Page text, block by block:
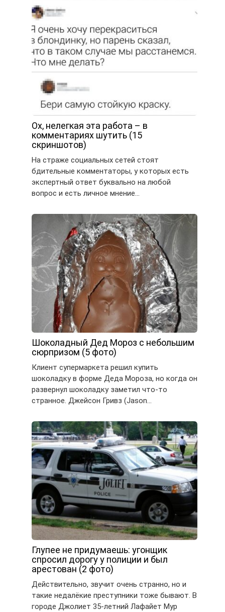
Ох, нелегкая эта работа – в
комментариях шутить (15
скриншотов)
На страже социальных сетей стоят
бдительные комментаторы, у которых есть
экспертный ответ буквально на любой
вопрос и есть личное мнение…
Шоколадный Дед Мороз с небольшим
сюрпризом (5 фото)
Клиент супермаркета решил купить
шоколадку в форме Деда Мороза, но когда он
развернул шоколадку заметил что-то
странное. Джейсон Гривз (Jason…
Глупее не придумаешь: угонщик
спросил дорогу у полиции и был
арестован (2 фото)
Действительно, звучит очень странно, но и
такие недалёкие преступники тоже бывают. В
городе Джолиет 35-летний Лафайет Мур